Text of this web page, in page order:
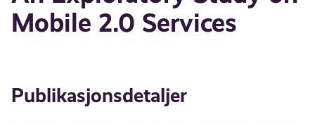
Mobile 2.0 Services
Publikasjonsdetaljer